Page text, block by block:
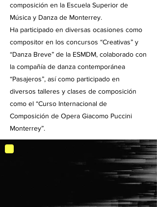
composición en la Escuela Superior de
Música y Danza de Monterrey.
Ha participado en diversas ocasiones como
compositor en los concursos “Creativas” y
“Danza Breve” de la ESMDM, colaborado con
la compañía de danza contemporánea
“Pasajeros”, así como participado en
diversos talleres y clases de composición
como el “Curso Internacional de
Composición de Opera Giacomo Puccini
Monterrey”.